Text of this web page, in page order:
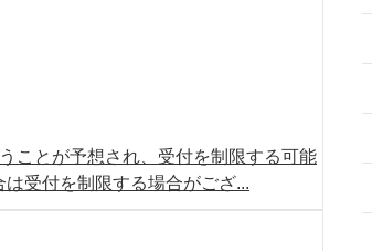
ことが予想され、受付を制限する可能
受付を制限する場合がござ...